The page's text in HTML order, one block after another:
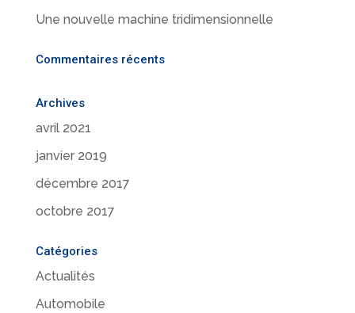
Une nouvelle machine tridimensionnelle
Commentaires récents
Archives
avril 2021
janvier 2019
décembre 2017
octobre 2017
Catégories
Actualités
Automobile